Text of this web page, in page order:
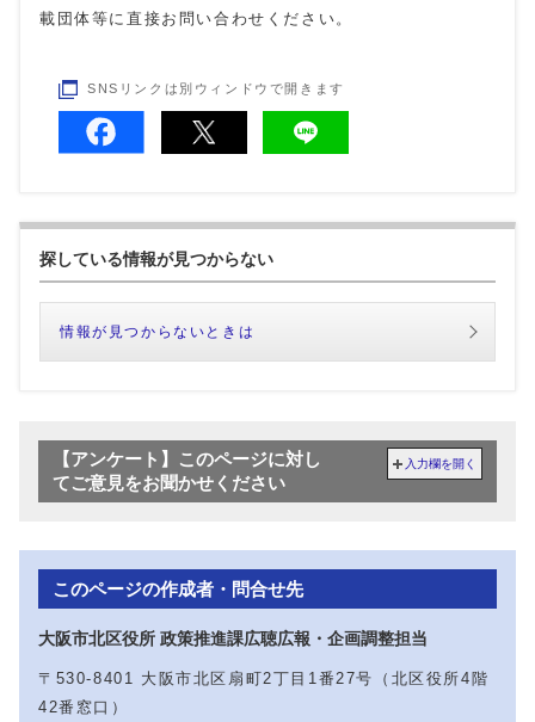
載団体等に直接お問い合わせください。
SNSリンクは別ウィンドウで開きます
探している情報が見つからない
情報が見つからないときは
【アンケート】このページに対し
てご意見をお聞かせください
入力欄を開く
このページの作成者・問合せ先
大阪市北区役所 政策推進課広聴広報・企画調整担当
〒530-8401 大阪市北区扇町2丁目1番27号（北区役所4階
42番窓口）